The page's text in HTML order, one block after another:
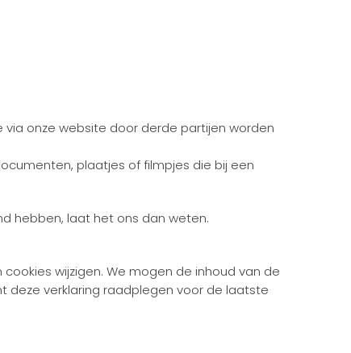
onze website door derde partijen worden
plaatjes of filmpjes die bij een
hebben, laat het ons dan weten.
wijzigen. We mogen de inhoud van de
deze verklaring raadplegen voor de laatste